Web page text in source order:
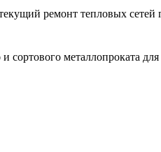
ремонт тепловых
и сортового